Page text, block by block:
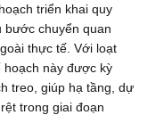
triển khai quy
bước chuyển quan
thực tế. Với loạt
hoạch này được kỳ
treo, giúp hạ tầng, dự
trong giai đoạn